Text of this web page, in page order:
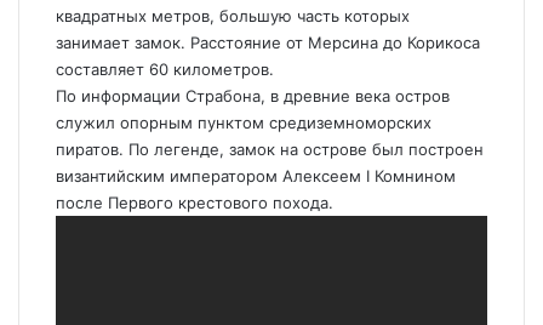
квадратных метров, большую часть которых
занимает замок. Расстояние от Мерсина до Корикоса
составляет 60 километров.
По информации Страбона, в древние века остров
служил опорным пунктом средиземноморских
пиратов. По легенде, замок на острове был построен
византийским императором Алексеем I Комнином
после Первого крестового похода.